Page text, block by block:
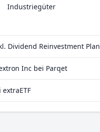
Industriegüter
Dividend Reinvestment Plan
Inc bei Parqet